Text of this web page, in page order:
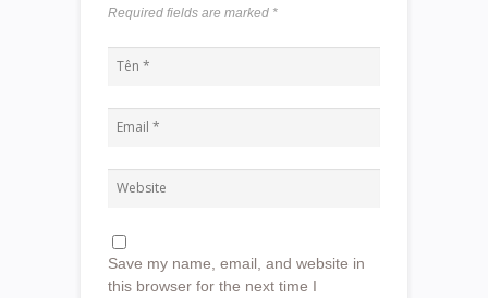
Required fields are marked *
Save my name, email, and website in
this browser for the next time I